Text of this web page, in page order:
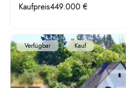
Kaufpreis449.000 €
Verfügbar Kauf